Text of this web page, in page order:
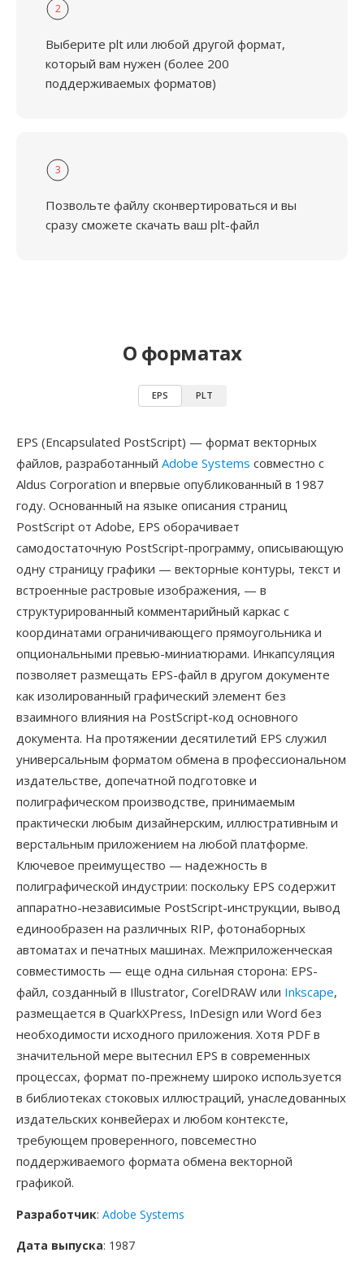
2
Выберите plt или любой другой формат,
который вам нужен (более 200
поддерживаемых форматов)
3
Позвольте файлу сконвертироваться и вы
сразу сможете скачать ваш plt-файл
О форматах
EPS PLT
EPS (Encapsulated PostScript) — формат векторных
файлов, разработанный Adobe Systems совместно с
Aldus Corporation и впервые опубликованный в 1987
году. Основанный на языке описания страниц
PostScript от Adobe, EPS оборачивает
самодостаточную PostScript-программу, описывающую
одну страницу графики — векторные контуры, текст и
встроенные растровые изображения, — в
структурированный комментарийный каркас с
координатами ограничивающего прямоугольника и
опциональными превью-миниатюрами. Инкапсуляция
позволяет размещать EPS-файл в другом документе
как изолированный графический элемент без
взаимного влияния на PostScript-код основного
документа. На протяжении десятилетий EPS служил
универсальным форматом обмена в профессиональном
издательстве, допечатной подготовке и
полиграфическом производстве, принимаемым
практически любым дизайнерским, иллюстративным и
верстальным приложением на любой платформе.
Ключевое преимущество — надежность в
полиграфической индустрии: поскольку EPS содержит
аппаратно-независимые PostScript-инструкции, вывод
единообразен на различных RIP, фотонаборных
автоматах и печатных машинах. Межприложенческая
совместимость — еще одна сильная сторона: EPS-
файл, созданный в Illustrator, CorelDRAW или Inkscape,
размещается в QuarkXPress, InDesign или Word без
необходимости исходного приложения. Хотя PDF в
значительной мере вытеснил EPS в современных
процессах, формат по-прежнему широко используется
в библиотеках стоковых иллюстраций, унаследованных
издательских конвейерах и любом контексте,
требующем проверенного, повсеместно
поддерживаемого формата обмена векторной
графикой.
Разработчик: Adobe Systems
Дата выпуска: 1987